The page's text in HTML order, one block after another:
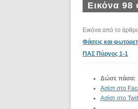
Εικόνα 98
Εικόνα από το
Φάσεις και
ΠΑΣ Πύργος 1-1
Δώσε πάσα:
Ασίστ στο
Ασίστ στο